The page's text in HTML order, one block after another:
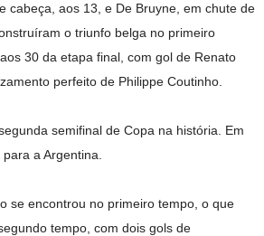
cabeça, aos 13, e De Bruyne, em chute de
o triunfo belga no primeiro
30 da etapa final, com gol de Renato
perfeito de Philippe Coutinho.
semifinal de Copa na história. Em
a Argentina.
se encontrou no primeiro tempo, o que
tempo, com dois gols de